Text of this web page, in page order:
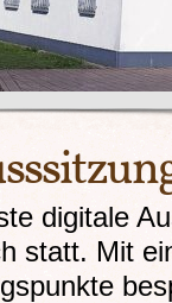
digitale
statt. Mit